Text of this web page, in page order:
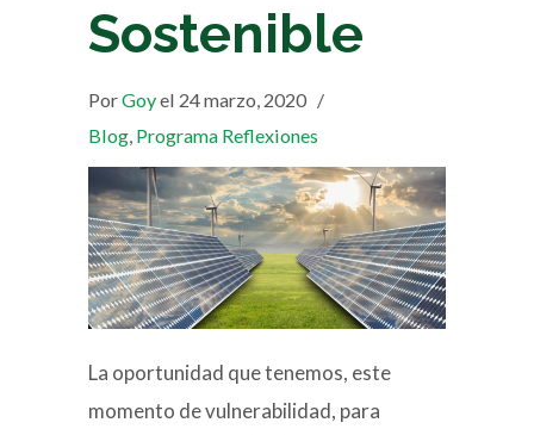
Sostenible
PorGoyel 24 marzo, 2020 /
Blog, Programa Reflexiones
La oportunidad que tenemos, este
momento de vulnerabilidad, para